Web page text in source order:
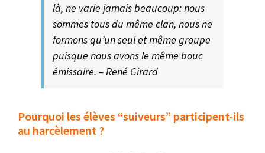
là, ne varie jamais beaucoup: nous
sommes tous du même clan, nous ne
formons qu’un seul et même groupe
puisque nous avons le même bouc
émissaire. – René Girard
Pourquoi les élèves “suiveurs” participent-ils
au harcèlement ?